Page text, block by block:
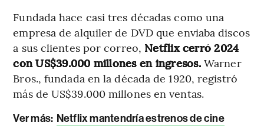
Fundada hace casi tres décadas como una
empresa de alquiler de DVD que enviaba discos
a sus clientes por correo, Netflix cerró 2024
con US$39.000 millones en ingresos.Warner
Bros., fundada en la década de 1920, registró
más de US$39.000 millones en ventas.
Ver más: Netflix mantendría estrenos de cine